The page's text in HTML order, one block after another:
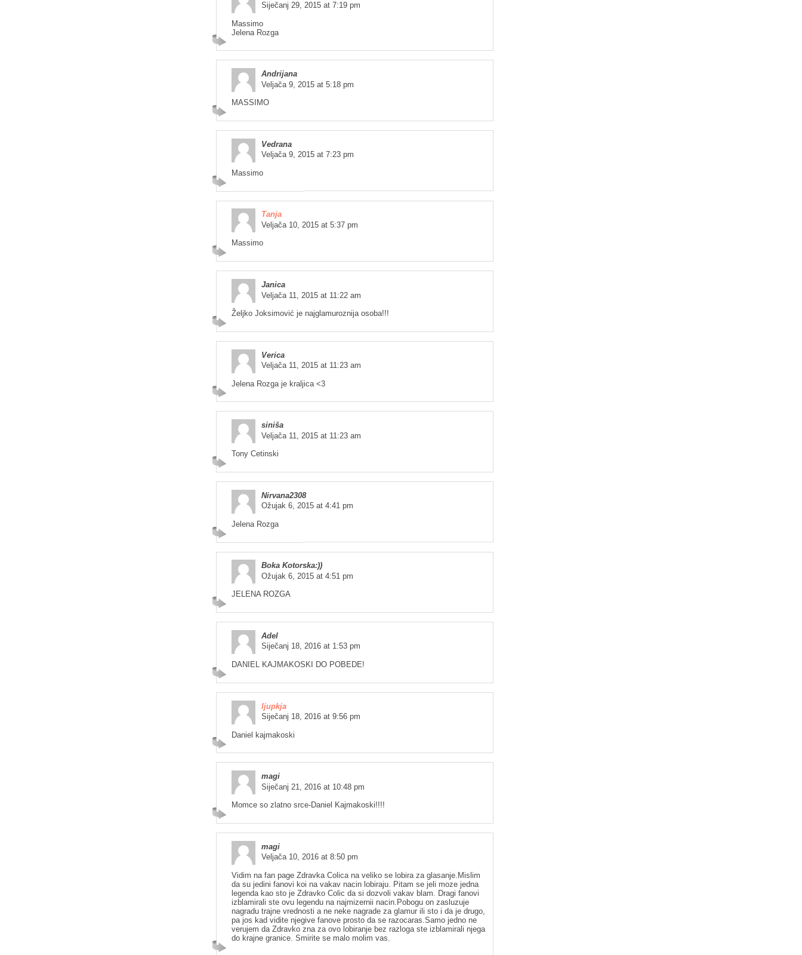
Siječanj 29, 2015 at 7:19 pm
Massimo
Jelena Rozga
Andrijana
Veljača 9, 2015 at 5:18 pm
MASSIMO
Vedrana
Veljača 9, 2015 at 7:23 pm
Massimo
Tanja
Veljača 10, 2015 at 5:37 pm
Massimo
Janica
Veljača 11, 2015 at 11:22 am
Željko Joksimović je najglamuroznija osoba!!!
Verica
Veljača 11, 2015 at 11:23 am
Jelena Rozga je kraljica <3
siniša
Veljača 11, 2015 at 11:23 am
Tony Cetinski
Nirvana2308
Ožujak 6, 2015 at 4:41 pm
Jelena Rozga
Boka Kotorska:))
Ožujak 6, 2015 at 4:51 pm
JELENA ROZGA
Adel
Siječanj 18, 2016 at 1:53 pm
DANIEL KAJMAKOSKI DO POBEDE!
ljupkja
Siječanj 18, 2016 at 9:56 pm
Daniel kajmakoski
magi
Siječanj 21, 2016 at 10:48 pm
Momce so zlatno srce-Daniel Kajmakoski!!!!
magi
Veljača 10, 2016 at 8:50 pm
Vidim na fan page Zdravka Colica na veliko se lobira za glasanje.Mislim
da su jedini fanovi koi na vakav nacin lobiraju. Pitam se jeli moze jedna
legenda kao sto je Zdravko Colic da si dozvoli vakav blam. Dragi fanovi
izblamirali ste ovu legendu na najmizernii nacin.Pobogu on zasluzuje
nagradu trajne vrednosti a ne neke nagrade za glamur ili sto i da je drugo,
pa jos kad vidite njegive fanove prosto da se razocaras.Samo jedno ne
verujem da Zdravko zna za ovo lobiranje bez razloga ste izblamirali njega
do krajne granice. Smirite se malo molim vas.